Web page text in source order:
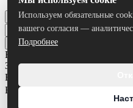
Я согласен наобработку
Отправить
Все результаты
Задать вопрос
Ваше имя
Ваш номер телефона
Используем обязательные
вашего согласия —
Подробнее